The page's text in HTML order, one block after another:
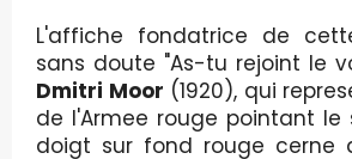
L'affiche fondatrice de
sans doute "As-tu rejoint le
Dmitri Moor (1920), qui
de l'Armee rouge pointant
doigt sur fond rouge cerne